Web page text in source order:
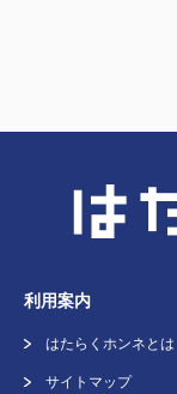
利用案内
はたらくホンネとは
サイトマップ